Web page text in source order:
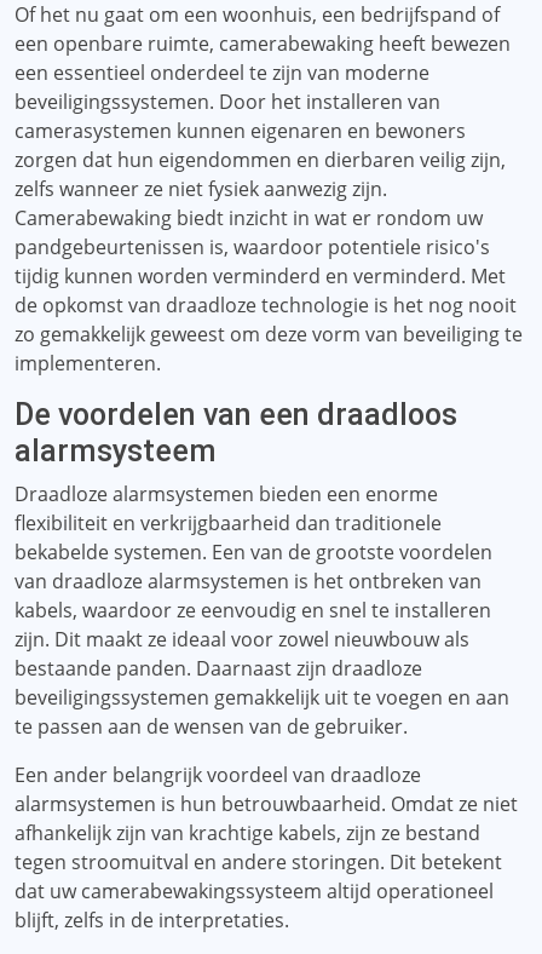
Of het nu gaat om een ​​woonhuis, een bedrijfspand of
een openbare ruimte, camerabewaking heeft bewezen
een essentieel onderdeel te zijn van moderne
beveiligingssystemen. Door het installeren van
camerasystemen kunnen eigenaren en bewoners
zorgen dat hun eigendommen en dierbaren veilig zijn,
zelfs wanneer ze niet fysiek aanwezig zijn.
Camerabewaking biedt inzicht in wat er rondom uw
pandgebeurtenissen is, waardoor potentiele risico's
tijdig kunnen worden verminderd en verminderd. Met
de opkomst van draadloze technologie is het nog nooit
zo gemakkelijk geweest om deze vorm van beveiliging te
implementeren.
De voordelen van een draadloos
alarmsysteem
Draadloze alarmsystemen bieden een enorme
flexibiliteit en verkrijgbaarheid dan traditionele
bekabelde systemen. Een van de grootste voordelen
van draadloze alarmsystemen is het ontbreken van
kabels, waardoor ze eenvoudig en snel te installeren
zijn. Dit maakt ze ideaal voor zowel nieuwbouw als
bestaande panden. Daarnaast zijn draadloze
beveiligingssystemen gemakkelijk uit te voegen en aan
te passen aan de wensen van de gebruiker.
Een ander belangrijk voordeel van draadloze
alarmsystemen is hun betrouwbaarheid. Omdat ze niet
afhankelijk zijn van krachtige kabels, zijn ze bestand
tegen stroomuitval en andere storingen. Dit betekent
dat uw camerabewakingssysteem altijd operationeel
blijft, zelfs in de interpretaties.